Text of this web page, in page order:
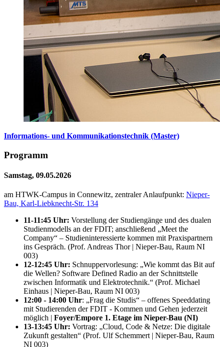
Informations- und Kommunikationstechnik (Master)
Programm
Samstag, 09.05.2026
am HTWK-Campus in Connewitz, zentraler Anlaufpunkt: Nieper-
Bau, Karl-Liebknecht-Str. 134
11-11:45 Uhr: Vorstellung der Studiengänge und des dualen
Studienmodells an der FDIT; anschließend „Meet the
Company“ – Studieninteressierte kommen mit Praxispartnern
ins Gespräch. (Prof. Andreas Thor | Nieper-Bau, Raum NI
003)
12-12:45 Uhr: Schnuppervorlesung: „Wie kommt das Bit auf
die Wellen? Software Defined Radio an der Schnittstelle
zwischen Informatik und Elektrotechnik.“ (Prof. Michael
Einhaus | Nieper-Bau, Raum NI 003)
12:00 - 14:00 Uhr: „Frag die Studis“ – offenes Speeddating
mit Studierenden der FDIT - Kommen und Gehen jederzeit
möglich | Foyer/Empore 1. Etage im Nieper-Bau (NI)
13-13:45 Uhr: Vortrag: „Cloud, Code & Netze: Die digitale
Zukunft gestalten“ (Prof. Ulf Schemmert | Nieper-Bau, Raum
NI 003)